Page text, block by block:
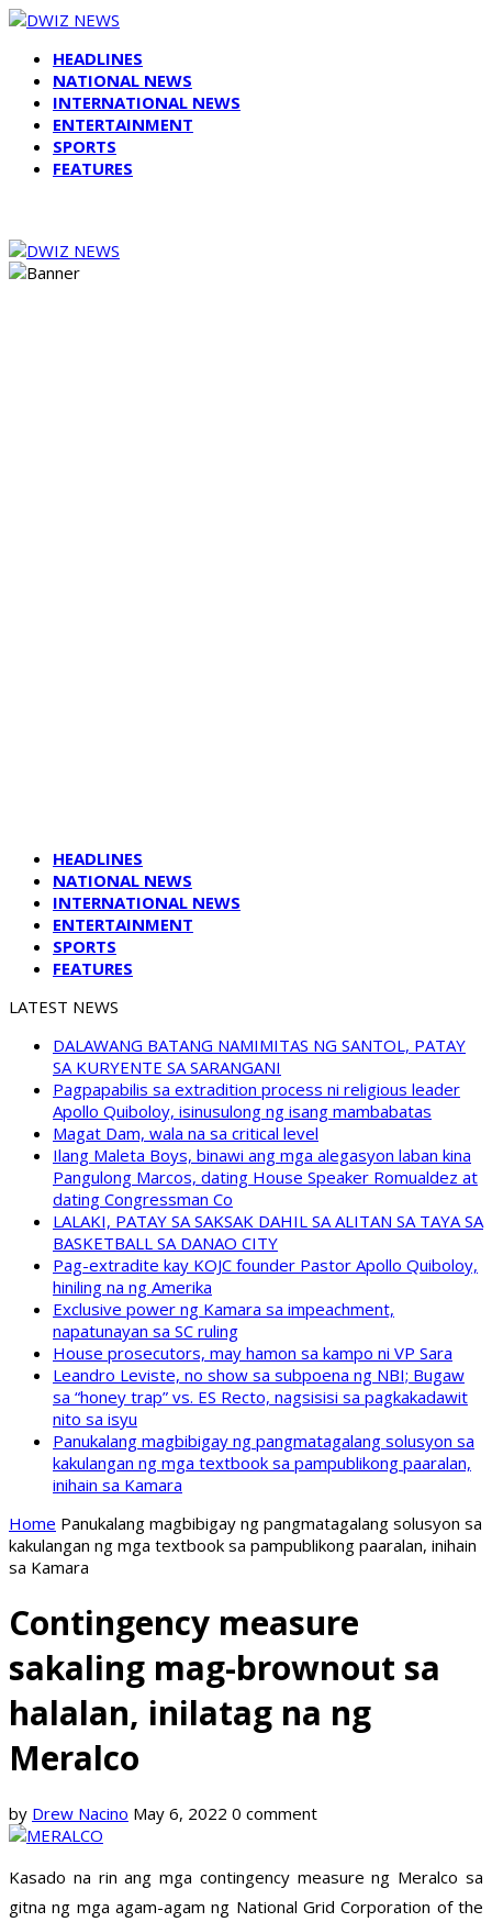
HEADLINES
NATIONAL NEWS
INTERNATIONAL NEWS
ENTERTAINMENT
SPORTS
FEATURES
HEADLINES
NATIONAL NEWS
INTERNATIONAL NEWS
ENTERTAINMENT
SPORTS
FEATURES
LATEST NEWS
DALAWANG BATANG NAMIMITAS NG SANTOL, PATAY
SA KURYENTE SA SARANGANI
Pagpapabilis sa extradition process ni religious leader
Apollo Quiboloy, isinusulong ng isang mambabatas
Magat Dam, wala na sa critical level
Ilang Maleta Boys, binawi ang mga alegasyon laban kina
Pangulong Marcos, dating House Speaker Romualdez at
dating Congressman Co
LALAKI, PATAY SA SAKSAK DAHIL SA ALITAN SA TAYA SA
BASKETBALL SA DANAO CITY
Pag-extradite kay KOJC founder Pastor Apollo Quiboloy,
hiniling na ng Amerika
Exclusive power ng Kamara sa impeachment,
napatunayan sa SC ruling
House prosecutors, may hamon sa kampo ni VP Sara
Leandro Leviste, no show sa subpoena ng NBI; Bugaw
sa “honey trap” vs. ES Recto, nagsisisi sa pagkakadawit
nito sa isyu
Panukalang magbibigay ng pangmatagalang solusyon sa
kakulangan ng mga textbook sa pampublikong paaralan,
inihain sa Kamara
Home Panukalang magbibigay ng pangmatagalang solusyon sa
kakulangan ng mga textbook sa pampublikong paaralan, inihain
sa Kamara
Contingency measure
sakaling mag-brownout sa
halalan, inilatag na ng
Meralco
by Drew Nacino May 6, 2022 0 comment
Kasado na rin ang mga contingency measure ng Meralco sa
gitna ng mga agam-agam ng National Grid Corporation of the